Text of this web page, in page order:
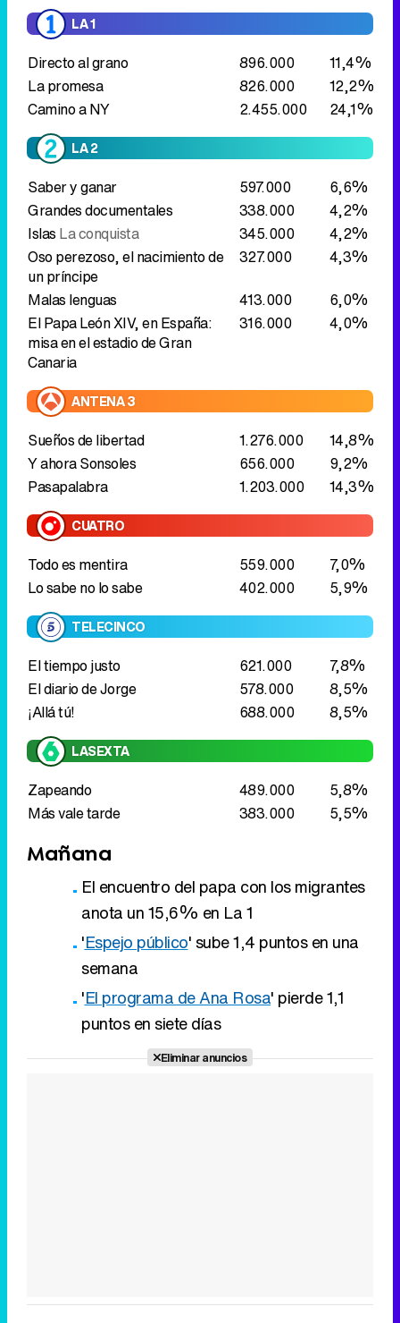
LA 1
Directo al grano 896.000
11,4%
La promesa
826.000
12,2%
Camino a NY
2.455.000 24,1%
LA 2
Saber y ganar 597.000
6,6%
Grandes documentales
338.000
4,2%
Islas La conquista 345.000
4,2%
Oso perezoso, el nacimiento de
un príncipe
327.000
4,3%
Malas lenguas
413.000
6,0%
El Papa León XIV, en España:
misa en el estadio de Gran
Canaria
316.000 4,0%
ANTENA 3
Sueños de libertad 1.276.000
14,8%
Y ahora Sonsoles
656.000
9,2%
Pasapalabra
1.203.000 14,3%
CUATRO
Todo es mentira 559.000
7,0%
Lo sabe no lo sabe
402.000 5,9%
TELECINCO
El tiempo justo 621.000
7,8%
El diario de Jorge
578.000
8,5%
¡Allá tú!
688.000 8,5%
LASEXTA
Zapeando 489.000
5,8%
Más vale tarde
383.000 5,5%
Mañana
El encuentro del papa con los migrantes
anota un 15,6% en La 1
'Espejo público' sube 1,4 puntos en una
semana
'El programa de Ana Rosa' pierde 1,1
puntos en siete días
Eliminar anuncios